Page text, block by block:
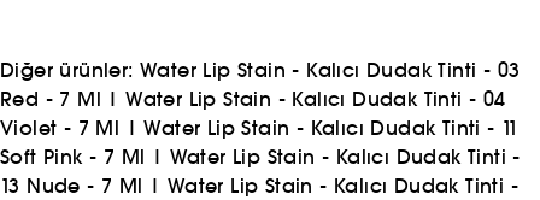
Diğer ürünler:Water Lip Stain - Kalıcı Dudak Tinti - 03
Red - 7 Ml |Water Lip Stain - Kalıcı Dudak Tinti - 04
Violet - 7 Ml |Water Lip Stain - Kalıcı Dudak Tinti - 11
Soft Pink - 7 Ml | Water Lip Stain - Kalıcı Dudak Tinti -
13 Nude - 7 Ml | Water Lip Stain - Kalıcı Dudak Tinti -